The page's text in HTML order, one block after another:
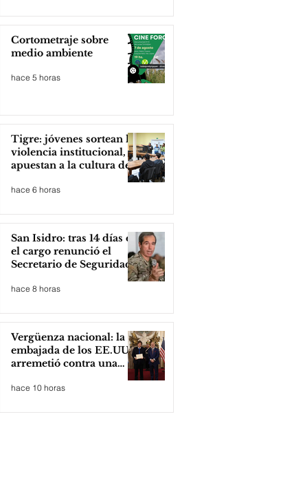
Cortometraje sobre
medio ambiente
hace 5 horas
Tigre: jóvenes sortean la
violencia institucional,
apuestan a la cultura del
hace 6 horas
San Isidro: tras 14 días en
el cargo renunció el
Secretario de Seguridad
hace 8 horas
Vergüenza nacional: la
embajada de los EE.UU
arremetió contra una
hace 10 horas